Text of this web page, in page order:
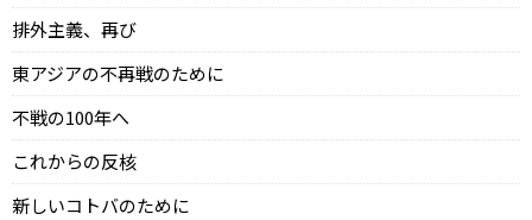
排外主義、再び
東アジアの不再戦のために
不戦の100年へ
これからの反核
新しいコトバのために